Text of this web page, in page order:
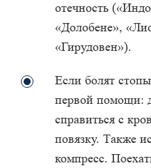
отечность
«Долобене»,
«Гирудовен»).
Если болят
первой помощи:
справиться с
повязку. Также
компресс.